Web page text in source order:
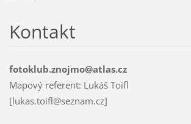
Kontakt
fotoklub.znojmo@atlas.cz
Mapový referent: Lukáš Toifl
[lukas.toifl@seznam.cz]